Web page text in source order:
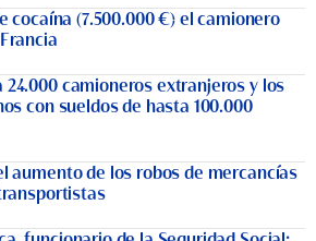
cocaína (7.500.000 €) el camionero
24.000 camioneros extranjeros y los
con sueldos de hasta 100.000
aumento de los robos de mercancías